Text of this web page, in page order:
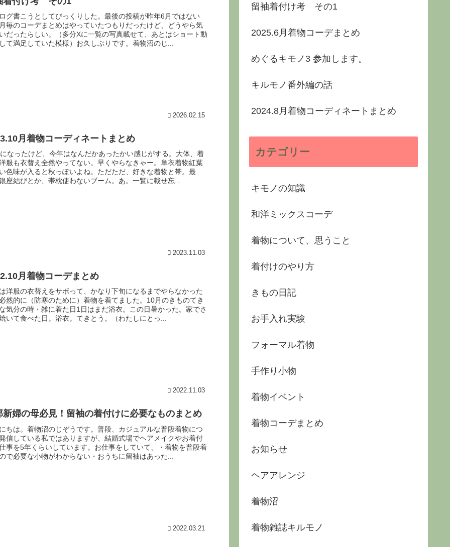
グ書こうとしてびっくりした。最後の投稿が昨年6月ではない
毎のコーデまとめはやっていたつもりだったけど、どうやら気
だったらしい。（多分Xに一覧の写真載せて、あとはショート動
て満足していた模様）お久しぶりです。着物沼のじ...
2026.02.15
月着物コーディネートまとめ
なったけど、今年はなんだかあったかい感じがする。大体、着
服も衣替え全然やってない。早くやらなきゃー。単衣着物紅葉
色味が入ると秋っぽいよね。ただただ、好きな着物と帯。最
座結びとか、帯枕使わないブーム。あ。一覧に載せ忘...
2023.11.03
月着物コーデまとめ
洋服の衣替えをサボって、かなり下旬になるまでやらなかった
然的に（防寒のために）着物を着てました。10月のきものてき
気分の時・雑に着た日1日はまだ浴衣。この日暑かった。家でさ
いて食べた日。浴衣。てきとう。（わたしにとっ...
2022.11.03
新婦の母必見！留袖の着付けに必要なものまとめ
ちは。着物沼のじぞうです。普段、カジュアルな普段着物につ
信している私ではありますが、結婚式場でヘアメイクやお着付
事を5年くらいしています。お仕事をしていて、・着物を普段着
で必要な小物がわからない・おうちに留袖はあった...
2022.03.21
留袖着付け考 その1
2025.6月着物コーデまとめ
めぐるキモノ3 参加します。
キルモノ番外編の話
2024.8月着物コーディネートまとめ
カテゴリー
キモノの知識
和洋ミックスコーデ
着物について、思うこと
着付けのやり方
きもの日記
お手入れ実験
フォーマル着物
手作り小物
着物イベント
着物コーデまとめ
お知らせ
ヘアアレンジ
着物沼
着物雑誌キルモノ